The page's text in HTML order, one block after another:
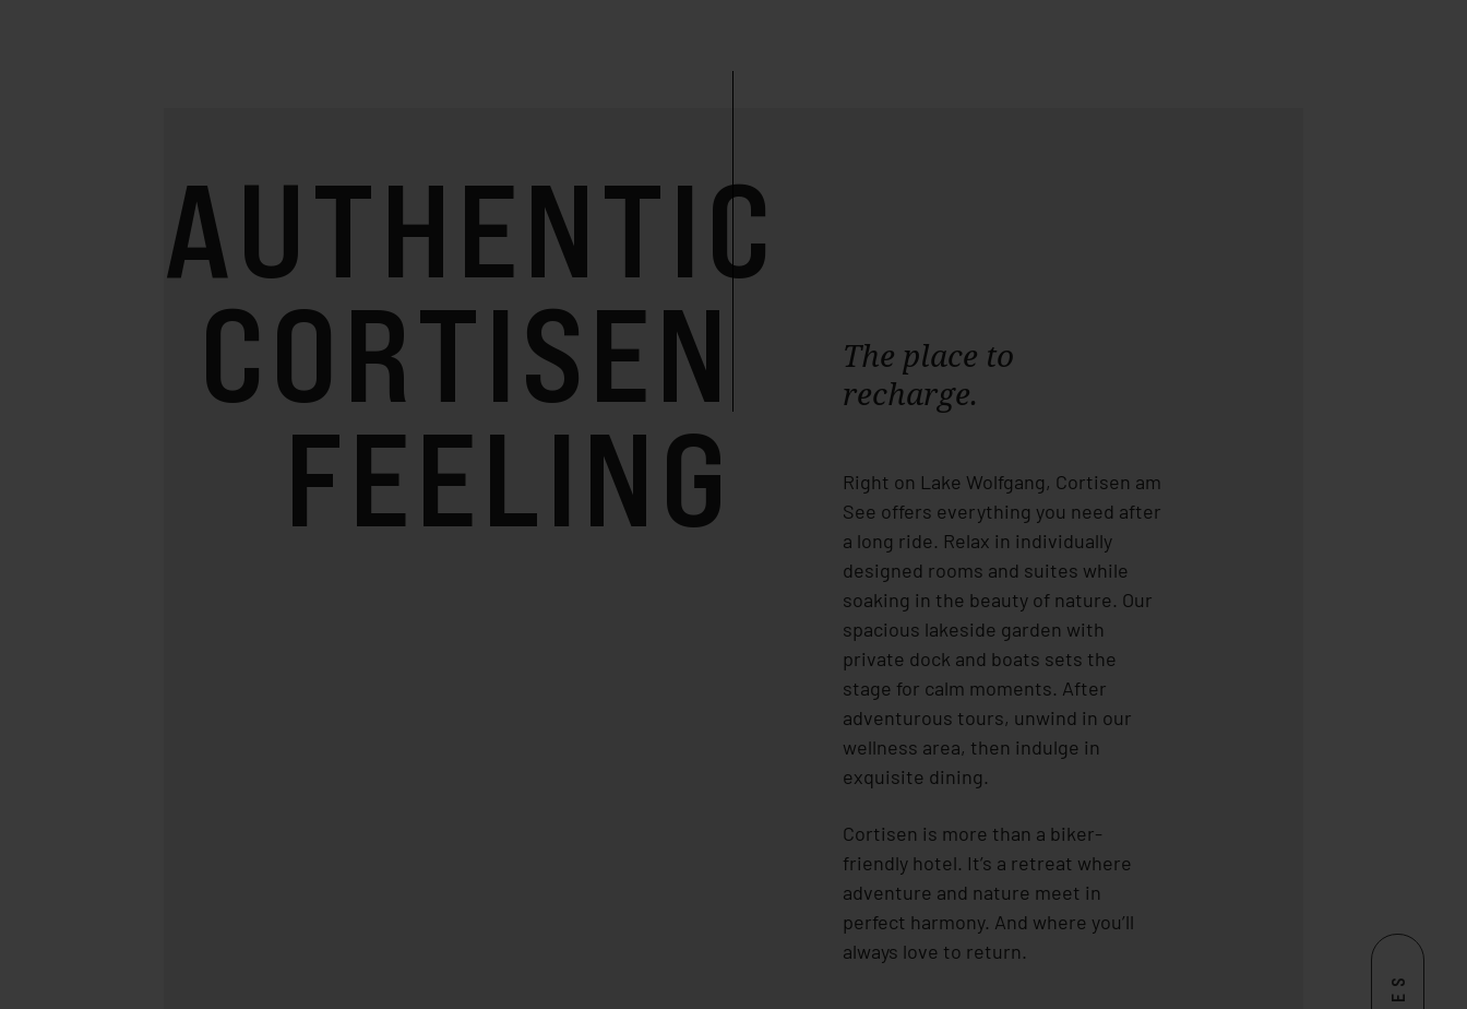
AUTHENTIC
CORTISEN
FEELING
The place to
recharge.
Right on Lake Wolfgang, Cortisen am
See offers everything you need after
a long ride. Relax in individually
designed rooms and suites while
soaking in the beauty of nature. Our
spacious lakeside garden with
private dock and boats sets the
stage for calm moments. After
adventurous tours, unwind in our
wellness area, then indulge in
exquisite dining.
Cortisen is more than a biker-
friendly hotel. It’s a retreat where
adventure and nature meet in
perfect harmony. And where you’ll
always love to return.